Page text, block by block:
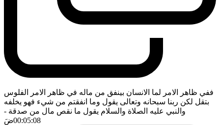
ففي ظاهر الامر لما الانسان بينفق من ماله في ظاهر الامر الفلوس
بتقل لكن ربنا سبحانه وتعالى يقول وما انفقتم من شيء فهو يخلفه
والنبي عليه الصلاة والسلام يقول ما نقص مال من صدقة -
00:05:08ضَ